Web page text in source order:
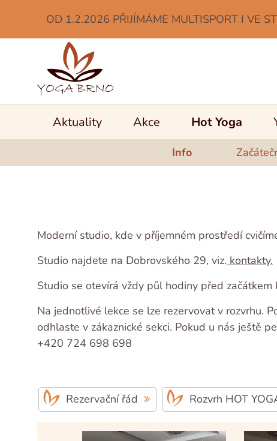
OD 1.2.2026 PŘIJÍMÁME MULTISPORT I VE
Aktuality Akce Hot Yoga
Info
Moderní studio, kde v příjemném prostředí
Studio najdete na Dobrovského 29, viz. kontakty.
Studio se otevírá vždy půl hodiny před
Na jednotlivé lekce se lze rezervovat v rozvrhu.
odhlaste v zákaznické sekci. Pokud u nás ještě
+420 724 698 698
Rezervační řád Rozvrh HOT